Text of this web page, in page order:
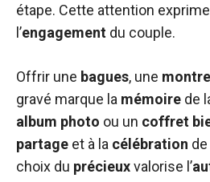
étape. Cette attention
l’engagement du couple.
Offrir une bagues, une montre
gravé marque la mémoire de
album photo ou un coffret
partage et à la célébration
choix du précieuxvalorise l’